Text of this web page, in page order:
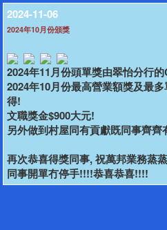
2024-11-06
2024年10月份頒獎
2024年11月份頭單獎由翠怡分行
2024年10月份最高營業額獎及最
得!
文職獎金$900大元!
另外做到村屋同有貢獻既同事齊齊
再次恭喜得獎同事, 祝萬邦業務蒸
同事開單冇停手!!!!恭喜恭喜!!!!